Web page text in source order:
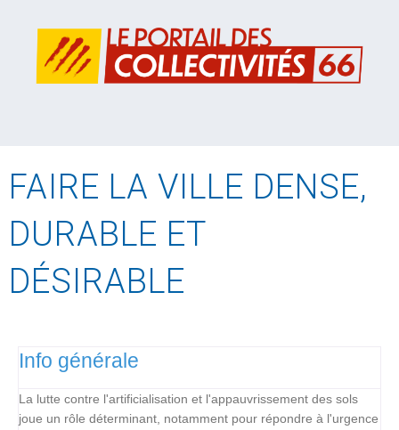
FAIRE LA VILLE DENSE,
DURABLE ET
DÉSIRABLE
Info générale
La lutte contre l'artificialisation et l'appauvrissement des sols
joue un rôle déterminant, notamment pour répondre à l'urgence